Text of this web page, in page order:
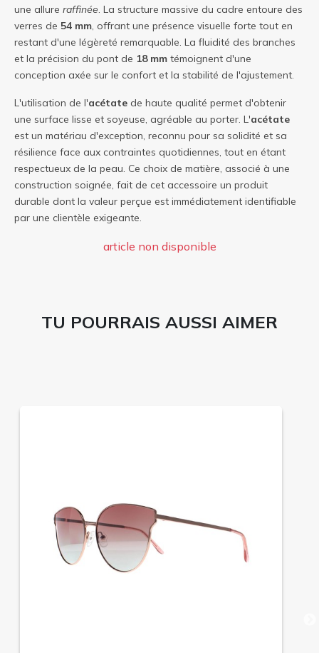
une allure raffinée. La structure massive du cadre entoure des
verres de 54 mm, offrant une présence visuelle forte tout en
restant d'une légèreté remarquable. La fluidité des branches
et la précision du pont de 18 mm témoignent d'une
conception axée sur le confort et la stabilité de l'ajustement.
L'utilisation de l'acétate de haute qualité permet d'obtenir
une surface lisse et soyeuse, agréable au porter. L'acétate
est un matériau d'exception, reconnu pour sa solidité et sa
résilience face aux contraintes quotidiennes, tout en étant
respectueux de la peau. Ce choix de matière, associé à une
construction soignée, fait de cet accessoire un produit
durable dont la valeur perçue est immédiatement identifiable
par une clientèle exigeante.
article non disponible
TU POURRAIS AUSSI AIMER